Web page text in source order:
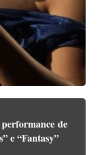
de
e “Fantasy”